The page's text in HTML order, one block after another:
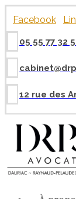
Facebook
05 55 77 32
12 rue des
Panneau de